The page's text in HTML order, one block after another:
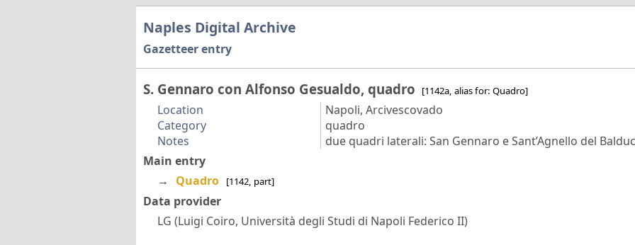
Naples Digital Archive
Gazetteer entry
S. Gennaro con Alfonso Gesualdo, quadro [1142a, alias for: Quadro]
Location
Napoli, Arcivescovado
Category
quadro
Notes
due quadri laterali: San Gennaro e Sant’Agnello del
Main entry
→
Quadro [1142, part]
Data provider
LG (Luigi Coiro, Università degli Studi di Napoli Federico II)